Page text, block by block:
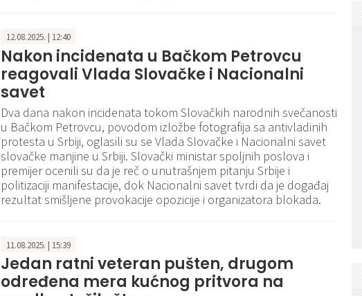
12.08.2025. | 12:40
Nakon incidenata u Bačkom Petrovcu
reagovali Vlada Slovačke i Nacionalni
savet
Dva dana nakon incidenata tokom Slovačkih narodnih svečanosti
u Bačkom Petrovcu, povodom izložbe fotografija sa antivladinih
protesta u Srbiji, oglasili su se Vlada Slovačke i Nacionalni savet
slovačke manjine u Srbiji. Slovački ministar spoljnih poslova i
premijer ocenili su da je reč o unutrašnjem pitanju Srbije i
politizaciji manifestacije, dok Nacionalni savet tvrdi da je događaj
rezultat smišljene provokacije opozicije i organizatora blokada.
11.08.2025. | 15:39
Jedan ratni veteran pušten, drugom
određena mera kućnog pritvora na